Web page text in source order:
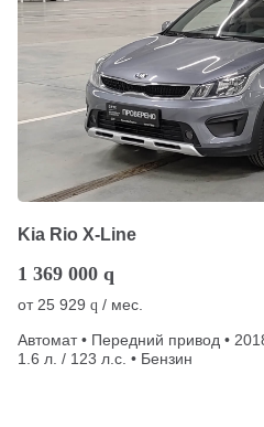
Kia Rio X-Line
1 369 000 q
от25 929 q / мес.
Автомат • Передний привод •
1.6 л. / 123 л.с. • Бензин